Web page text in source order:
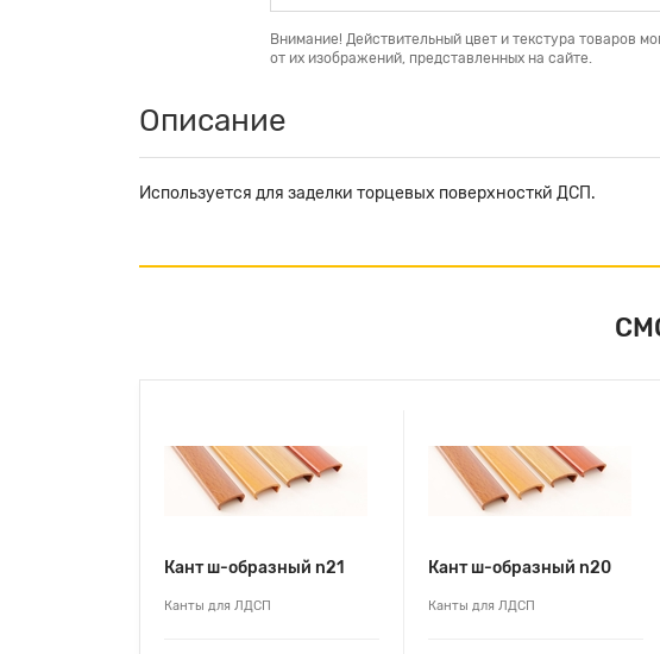
Внимание! Действительный цвет и текстура товаров
от их изображений, представленных на сайте.
Описание
Используется для заделки торцевых поверхносткй ДСП.
Кант ш-образный n21
Канты для ЛДСП
Кант ш-образный n20
Канты для ЛДСП